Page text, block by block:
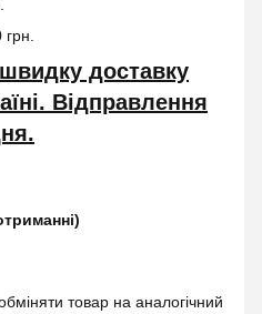
доставку
Відправлення
товар на аналогічний